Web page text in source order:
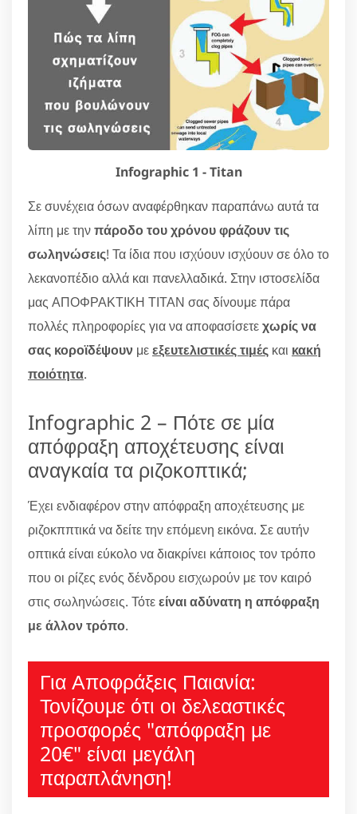
Infographic 1 - Titan
Σε συνέχεια όσων αναφέρθηκαν παραπάνω αυτά τα
λίπη με τηνπάροδο του χρόνου φράζουν τις
σωληνώσεις! Τα ίδια που ισχύουν ισχύουν σε όλο το
λεκανοπέδιο αλλά και πανελλαδικά. Στην ιστοσελίδα
μας ΑΠΟΦΡΑΚΤΙΚΗ ΤΙΤΑΝ σας δίνουμε πάρα
πολλές πληροφορίες για να αποφασίσετεχωρίς να
σας κοροϊδέψουν μεεξευτελιστικές τιμές και κακή
ποιότητα.
Infographic 2 – Πότε σε μία
απόφραξη αποχέτευσης είναι
αναγκαία τα ριζοκοπτικά;
Έχει ενδιαφέρον στην απόφραξη αποχέτευσης με
ριζοκππτικά να δείτε την επόμενη εικόνα. Σε αυτήν
οπτικά είναι εύκολο να διακρίνει κάποιος τον τρόπο
που οι ρίζες ενός δένδρου εισχωρούν με τον καιρό
στις σωληνώσεις. Τότεείναι αδύνατη η απόφραξη
με άλλον τρόπο.
Για Αποφράξεις Παιανία:
Τονίζουμε ότι οι δελεαστικές
προσφορές "απόφραξη με
20€" είναι μεγάλη
παραπλάνηση!